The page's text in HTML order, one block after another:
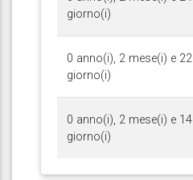
giorno(i)
0 anno(i), 2 mese(i) e 22
giorno(i)
0 anno(i), 2 mese(i) e 14
giorno(i)